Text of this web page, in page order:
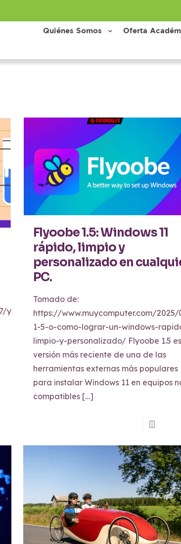
Quiénes Somos Oferta
youtube-
Flyoobe 1.5: Windows 11
rápido, limpio y
personalizado en
PC.
Tomado de:
https://www.muycomputer.com/
1-5-o-como-lograr-un-windows-
limpio-y-personalizado/ Flyoobe 1.5
versión más reciente de una de las
herramientas externas más populares
para instalar Windows 11 en equipos
compatibles[…]